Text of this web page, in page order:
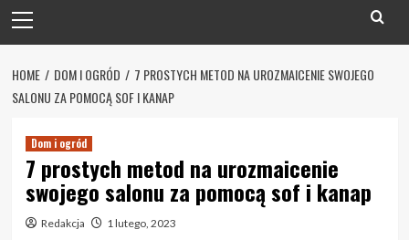
Menu
HOME DOM I OGRÓD
7 PROSTYCH METOD NA UROZMAICENIE SWOJEGO
SALONU ZA POMOCĄ SOF I KANAP
Dom i ogród
7 prostych metod na urozmaicenie
swojego salonu za pomocą sof i kanap
Redakcja 1 lutego, 2023